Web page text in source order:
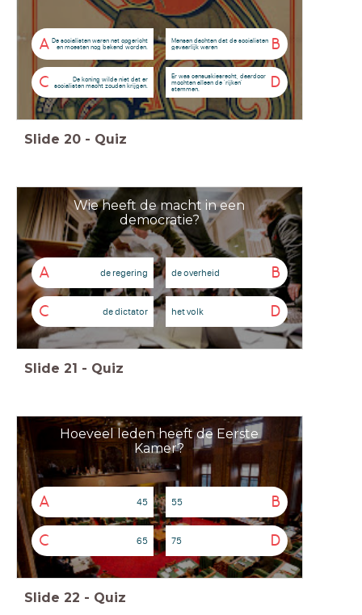
A De socialisten waren net opgericht
en moesten nog bekend worden.
B
Mensen dachten dat de socialisten
gevaarlijk waren
C
De koning wilde niet dat er
socialisten macht zouden krijgen.
D
Er was censuskiesrecht, daardoor
mochten alleen de 'rijken'
stemmen.
Slide 20 - Quiz
Wie heeft de macht in een
democratie?
A de regering B
de overheid
C de dictator D
het volk
Slide 21 - Quiz
Hoeveel leden heeft de Eerste
Kamer?
A 45 B
55
C 65 D
75
Slide 22 - Quiz